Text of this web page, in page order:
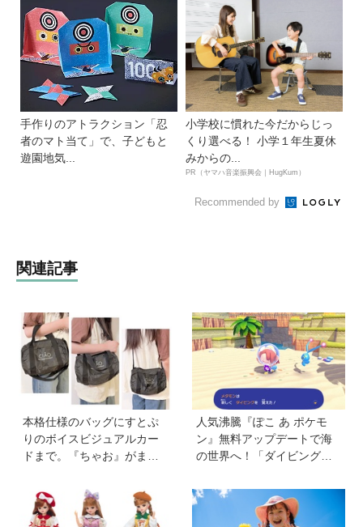
手作りのアトラクション「忍
者のマト当て」で、子どもと
遊園地気...
小学校に慣れた今だからじっ
くり選べる！ 小学１年生夏休
みからの...
PR（ヤマハ音楽振興会｜HugKum）
Recommended by
関連記事
本格仕様のバッグにすとぷ
りのボイスビジュアルカー
ドまで。『ちゃお』がまた
【『ちゃお』8月号ふろく】
人気沸騰『ぽこ あ ポケモ
ン』無料アップデートで海
の世界へ！「ダイビング」
る追加コンテンツも登場